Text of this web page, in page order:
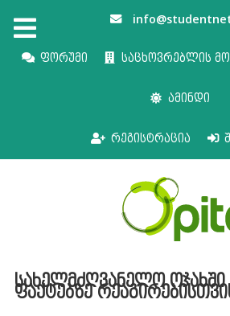
ფორუმი საცხოვრებლის
ამინდი
რეგისტრაცია
სახელმძღვანელო
ფაქტებზე